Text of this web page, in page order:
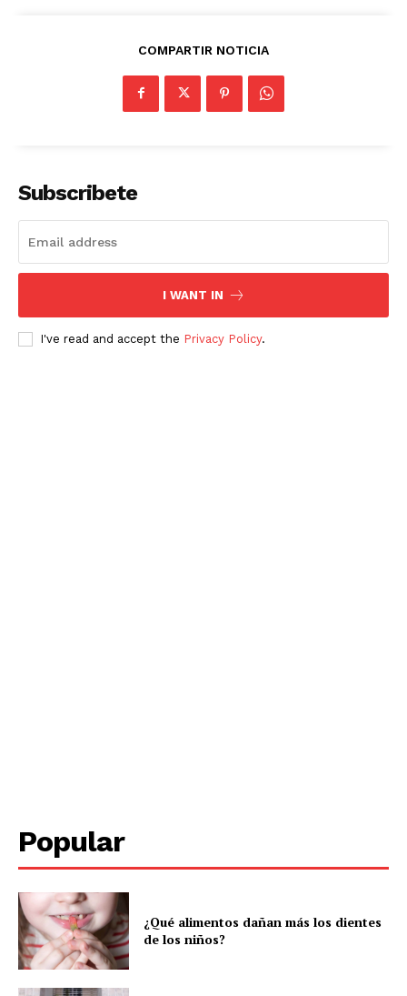
COMPARTIR NOTICIA
Subscribete
I WANT IN
I've read and accept the Privacy Policy.
Popular
¿Qué alimentos dañan más los dientes
de los niños?